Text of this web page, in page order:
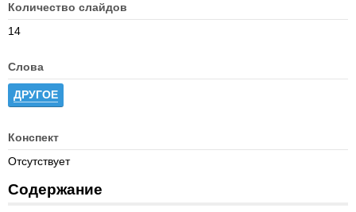
Количество слайдов
14
Слова
ДРУГОЕ
Конспект
Отсутствует
Содержание